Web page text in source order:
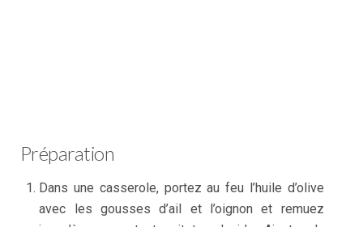
Préparation
Dans une casserole, portez au feu l’huile d’olive
avec les gousses d’ail et l’oignon et remuez